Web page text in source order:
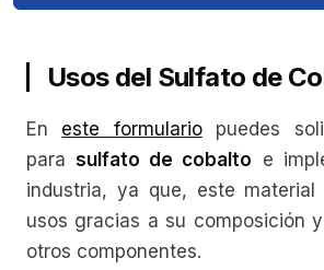
Usos del Sulfato de
En este formulariopuedes
parasulfato de cobalto e
industria, ya que, este material
usos gracias a su composición
otros componentes.